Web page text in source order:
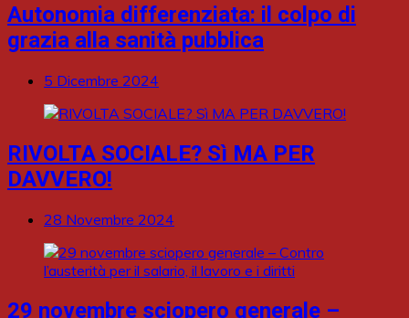
Autonomia differenziata: il colpo di
grazia alla sanità pubblica
5 Dicembre 2024
RIVOLTA SOCIALE? Sì MA PER
DAVVERO!
28 Novembre 2024
29 novembre sciopero generale –